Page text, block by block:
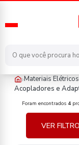
›Materiais Elétricos
Acopladores e
materiais-eletricos/
Foram encontrados 4
VER